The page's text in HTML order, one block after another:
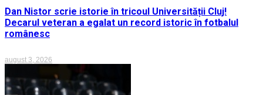
Dan Nistor scrie istorie în tricoul Universității Cluj!
Decarul veteran a egalat un record istoric în fotbalul
românesc
august 3, 2026